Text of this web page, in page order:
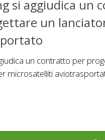
si aggiudica un
un
un contratto per
microsatelliti